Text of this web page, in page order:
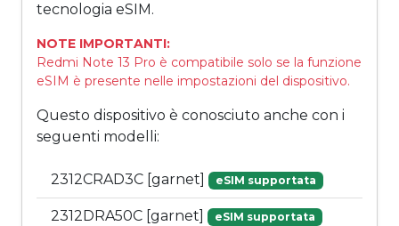
tecnologia eSIM.
NOTE IMPORTANTI:
Redmi Note 13 Pro è compatibile solo se la funzione
eSIM è presente nelle impostazioni del dispositivo.
Questo dispositivo è conosciuto anche con i
seguenti modelli:
2312CRAD3C [garnet] eSIM supportata
2312DRA50C [garnet] eSIM supportata